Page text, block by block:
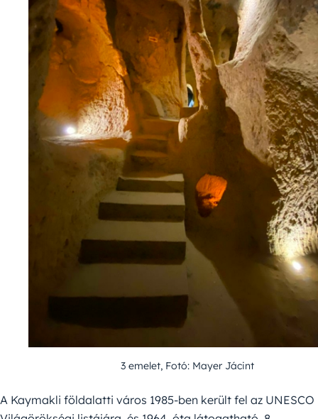
3 emelet, Fotó: Mayer Jácint
A Kaymakli földalatti város 1985-ben került fel az UNESCO